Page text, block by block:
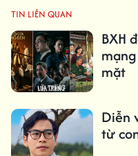
TIN LIÊN QUAN
BXH
mặt
Diễn
từ